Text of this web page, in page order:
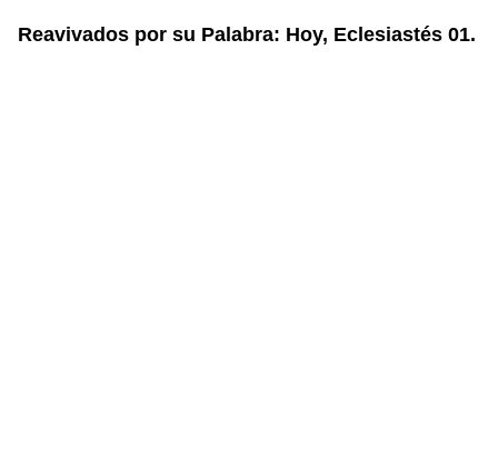
Reavivados por su Palabra: Hoy, Eclesiastés 01.